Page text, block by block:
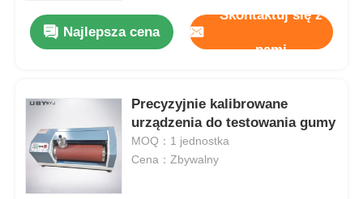
Najlepsza cena
Skontaktuj się z
nami
Precyzyjnie kalibrowane
urządzenia do testowania gumy
MOQ：1 jednostka
Cena：Zbywalny